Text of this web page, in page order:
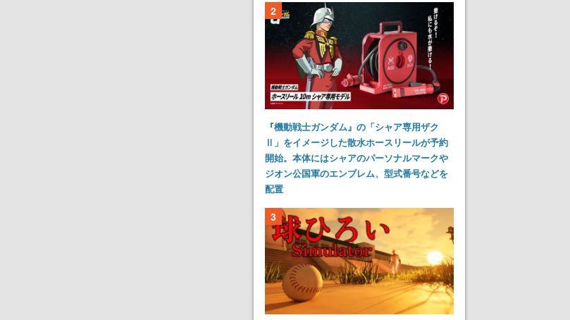
2
『機動戦士ガンダム』の「シャア専用ザク
Ⅱ」をイメージした散水ホースリールが予約
開始。本体にはシャアのパーソナルマークや
ジオン公国軍のエンブレム、型式番号などを
配置
3